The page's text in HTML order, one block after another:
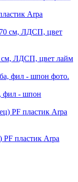
Arpa
см, ЛДСП, цвет лайм
фил - шпон
пластик Arpa